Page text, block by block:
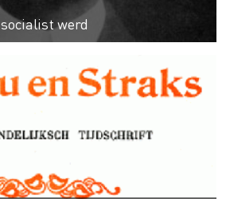
werd